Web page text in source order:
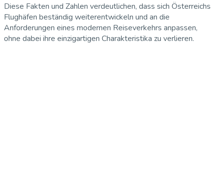
Diese Fakten und Zahlen verdeutlichen, dass sich Österreichs
Flughäfen beständig weiterentwickeln und an die
Anforderungen eines modernen Reiseverkehrs anpassen,
ohne dabei ihre einzigartigen Charakteristika zu verlieren.